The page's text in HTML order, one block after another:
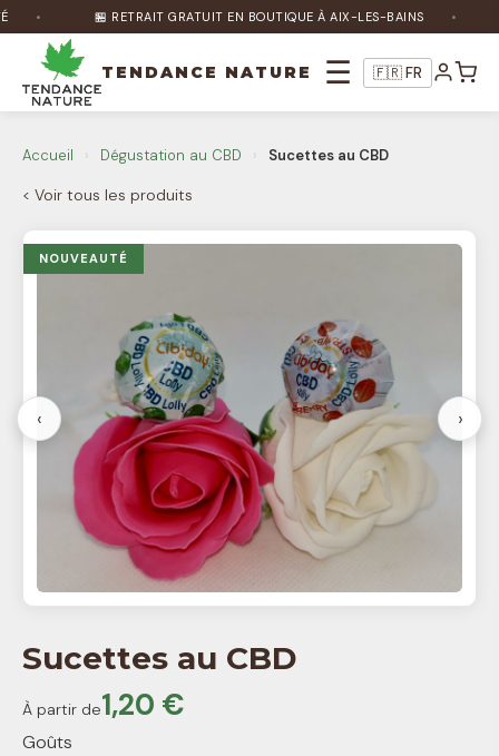
🏪 RETRAIT GRATUIT EN BOUTIQUE À AIX-LES-BAINS
TENDANCE NATURE ☰ 🇫🇷 FR
Accueil › Dégustation au CBD › Sucettes au CBD
< Voir tous les produits
NOUVEAUTÉ
‹ ›
Sucettes au CBD
À partir de1,20 €
Goûts
Bonjour ! Je suis Nature Bot 🌿 Comment